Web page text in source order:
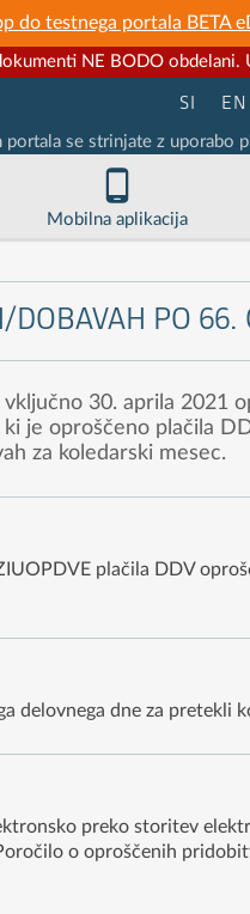
do testnega portala BETA
NE BODO obdelani.
SI EN
se strinjate z uporabo
Mobilna aplikacija
DOBAVAH PO
30. aprila 2021
je oproščeno plačila
za koledarski mesec.
plačila DDV
delovnega dne za pretekli
preko storitev
o oproščenih